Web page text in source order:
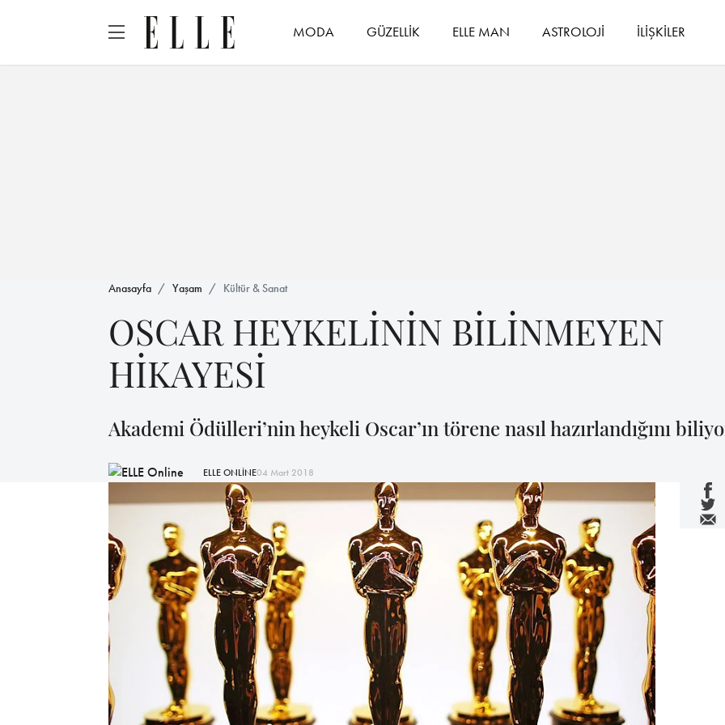
MODA GÜZELLİK ELLE MAN ASTROLOJİ İLİŞKİLER
Anasayfa Yaşam Kültür & Sanat
OSCAR HEYKELİNİN BİLİNMEYEN
HİKAYESİ
Akademi Ödülleri’nin heykeli Oscar’ın törene nasıl hazırlandığını
ELLE ONLİNE04 Mart 2018